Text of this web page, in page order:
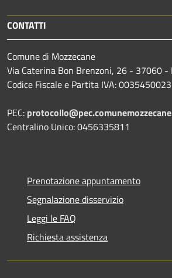
CONTATTI
Comune di Mozzecane
Via Caterina Bon Brenzoni, 26 - 37060 -
Codice Fiscale e Partita IVA:
PEC:
Centralino Unico: 0456335811
Prenotazione appuntamento
Segnalazione disservizio
Leggi le FAQ
Richiesta assistenza